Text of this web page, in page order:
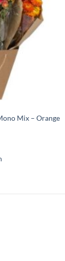
Mix – Orange